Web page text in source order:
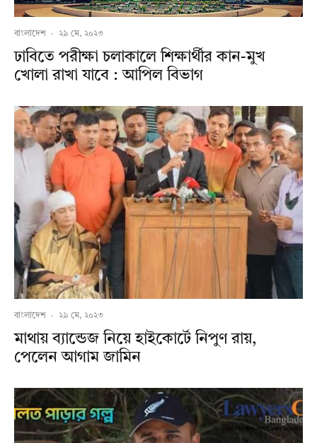
বাংলাদেশ · ২৯ মে, ২০২৩
ঢাবিতে পরীক্ষা চলাকালে শিক্ষার্থীর কান-মুখ
খোলা রাখা যাবে : আপিল বিভাগ
বাংলাদেশ · ২৯ মে, ২০২৩
মাথায় ব্যান্ডেজ নিয়ে হাইকোর্টে নিপুণ রায়,
পেলেন আগাম জামিন